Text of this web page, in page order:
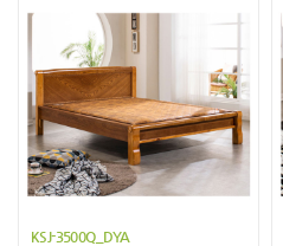
KSJ-3500Q_DYA